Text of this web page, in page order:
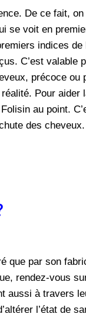
De ce fait,
se voit en
indices de
C’est valable
précoce ou
Pour aider
au point.
des
que par son
rendez-vous
aussi à travers
l’état de